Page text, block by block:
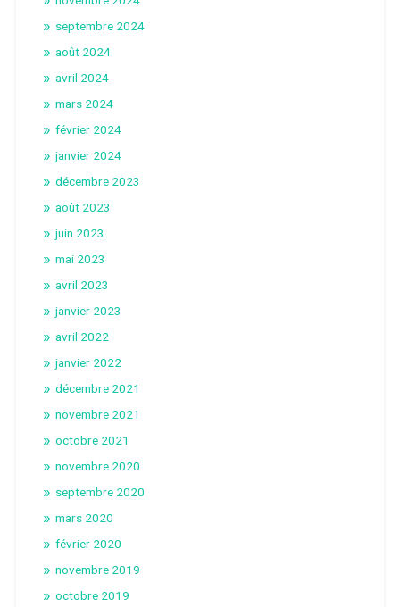
septembre 2024
août 2024
avril 2024
mars 2024
février 2024
janvier 2024
décembre 2023
août 2023
juin 2023
mai 2023
avril 2023
janvier 2023
avril 2022
janvier 2022
décembre 2021
novembre 2021
octobre 2021
novembre 2020
septembre 2020
mars 2020
février 2020
novembre 2019
octobre 2019